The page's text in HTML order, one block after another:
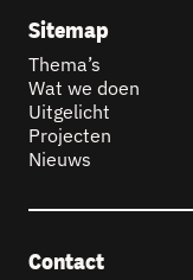
Sitemap
Thema’s
Wat we doen
Uitgelicht
Projecten
Nieuws
Contact